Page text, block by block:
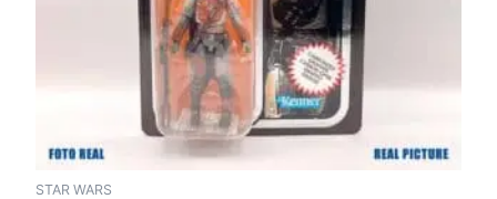
STAR WARS